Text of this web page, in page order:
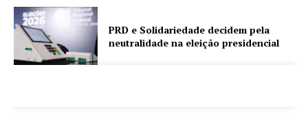
PRD e Solidariedade decidem pela
neutralidade na eleição presidencial